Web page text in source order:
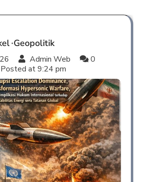
Geopolitik
Admin Web
0
Posted at9:24 pm